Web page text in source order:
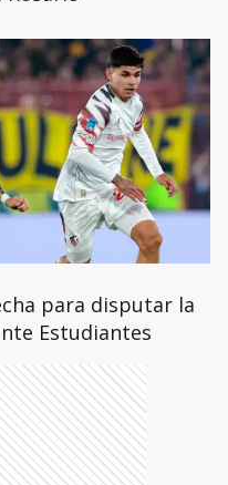
para disputar la
Estudiantes